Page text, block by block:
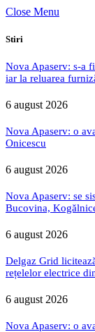
Close Menu
Stiri
Nova Apaserv: s-a
iar la reluarea
6 august 2026
Nova Apaserv: o
Onicescu
6 august 2026
Nova Apaserv: se
Bucovina,
6 august 2026
Delgaz Grid
rețelelor electrice
6 august 2026
Nova Apaserv: o